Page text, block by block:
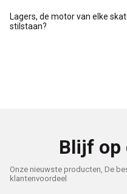
Lagers, de motor van elke
stilstaan?
Blijf op
Onze nieuwste producten, De
klantenvoordeel